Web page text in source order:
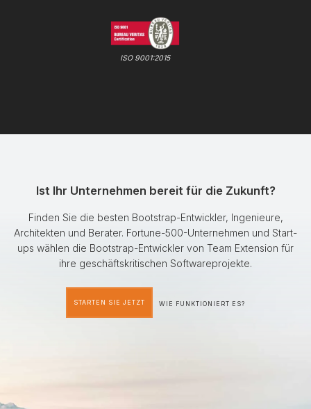
ISO 9001:2015
Ist Ihr Unternehmen bereit für die Zukunft?
Finden Sie die besten Bootstrap-Entwickler, Ingenieure,
Architekten und Berater. Fortune-500-Unternehmen und Start-
ups wählen die Bootstrap-Entwickler von Team Extension für
ihre geschäftskritischen Softwareprojekte.
STARTEN SIE JETZT WIE FUNKTIONIERT ES?